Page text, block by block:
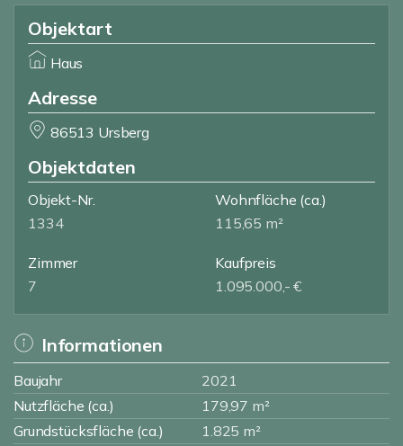
Objektart
Haus
Adresse
86513 Ursberg
Objektdaten
Objekt-Nr.
1334
Wohnfläche (ca.)
115,65 m²
Zimmer
7
Kaufpreis
1.095.000,- €
Informationen
Baujahr
2021
Nutzfläche (ca.)
179,97 m²
Grundstücksfläche (ca.)
1.825 m²